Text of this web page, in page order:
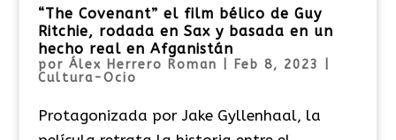
“The Covenant” el film bélico de Guy
Ritchie, rodada en Sax y basada en un
hecho real en Afganistán
por Álex Herrero Roman Feb 8, 2023
Cultura-Ocio
Protagonizada por Jake Gyllenhaal, la